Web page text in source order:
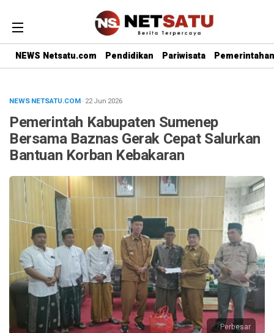
NEWS Netsatu.com Pendidikan Pariwisata Pemerintahan
NEWS NETSATU.COM· 22 Jun 2026
Pemerintah Kabupaten Sumenep
Bersama Baznas Gerak Cepat Salurkan
Bantuan Korban Kebakaran
Perbesar